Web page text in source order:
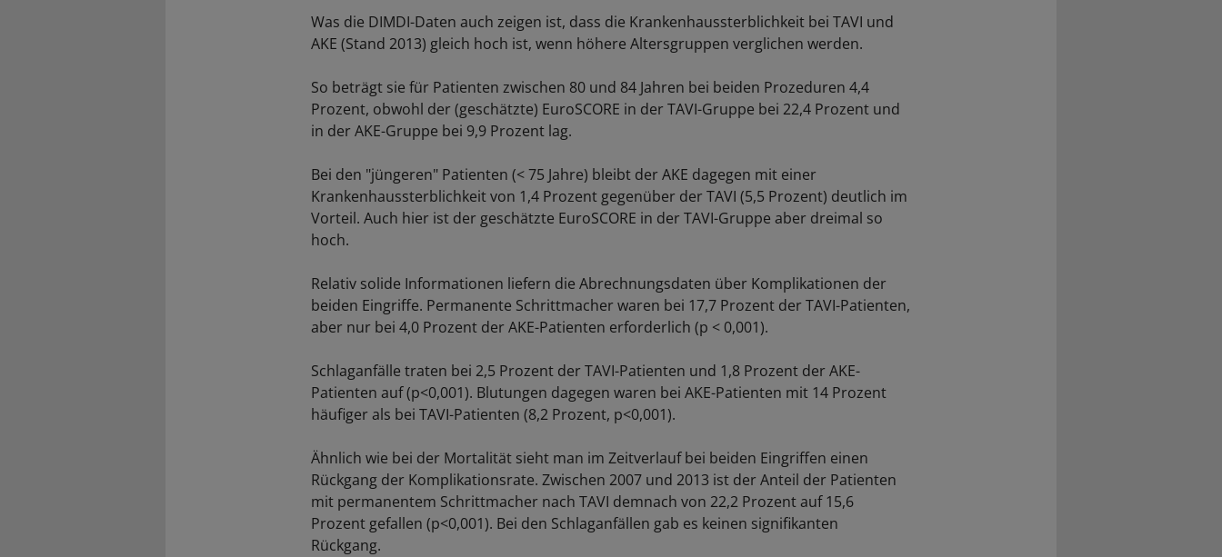
Was die DIMDI-Daten auch zeigen ist, dass die Krankenhaussterblichkeit bei TAVI und
AKE (Stand 2013) gleich hoch ist, wenn höhere Altersgruppen verglichen werden.
So beträgt sie für Patienten zwischen 80 und 84 Jahren bei beiden Prozeduren 4,4
Prozent, obwohl der (geschätzte) EuroSCORE in der TAVI-Gruppe bei 22,4 Prozent und
in der AKE-Gruppe bei 9,9 Prozent lag.
Bei den "jüngeren" Patienten (< 75 Jahre) bleibt der AKE dagegen mit einer
Krankenhaussterblichkeit von 1,4 Prozent gegenüber der TAVI (5,5 Prozent) deutlich im
Vorteil. Auch hier ist der geschätzte EuroSCORE in der TAVI-Gruppe aber dreimal so
hoch.
Relativ solide Informationen liefern die Abrechnungsdaten über Komplikationen der
beiden Eingriffe. Permanente Schrittmacher waren bei 17,7 Prozent der TAVI-Patienten,
aber nur bei 4,0 Prozent der AKE-Patienten erforderlich (p < 0,001).
Schlaganfälle traten bei 2,5 Prozent der TAVI-Patienten und 1,8 Prozent der AKE-
Patienten auf (p<0,001). Blutungen dagegen waren bei AKE-Patienten mit 14 Prozent
häufiger als bei TAVI-Patienten (8,2 Prozent, p<0,001).
Ähnlich wie bei der Mortalität sieht man im Zeitverlauf bei beiden Eingriffen einen
Rückgang der Komplikationsrate. Zwischen 2007 und 2013 ist der Anteil der Patienten
mit permanentem Schrittmacher nach TAVI demnach von 22,2 Prozent auf 15,6
Prozent gefallen (p<0,001). Bei den Schlaganfällen gab es keinen signifikanten
Rückgang.